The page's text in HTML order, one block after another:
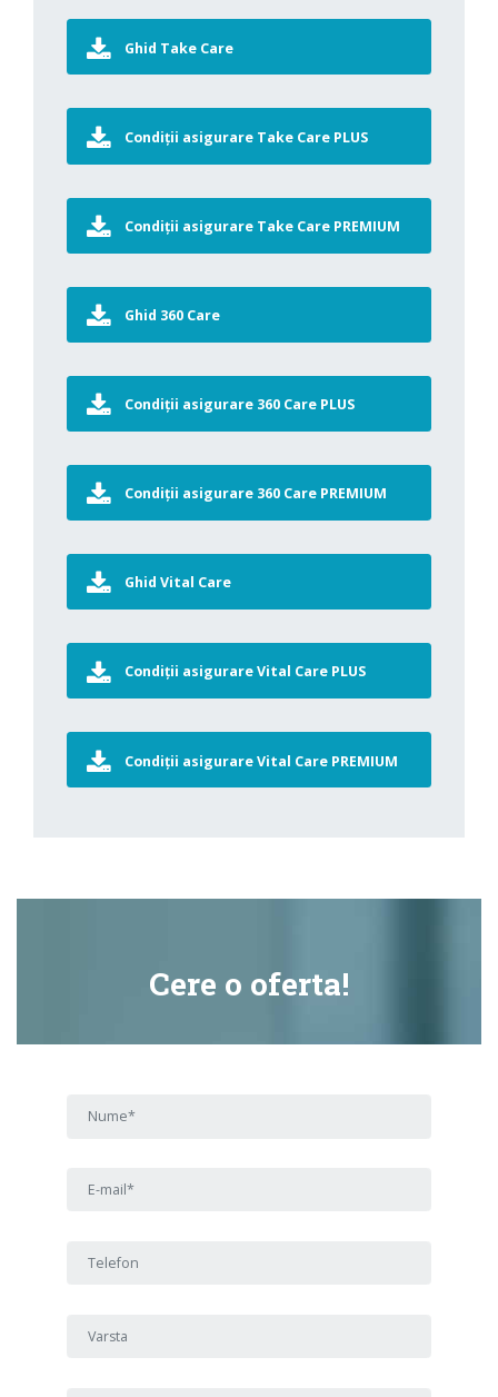
Ghid Take Care
Condiții asigurare Take Care PLUS
Condiții asigurare Take Care PREMIUM
Ghid 360 Care
Condiții asigurare 360 Care PLUS
Condiții asigurare 360 Care PREMIUM
Ghid Vital Care
Condiții asigurare Vital Care PLUS
Condiții asigurare Vital Care PREMIUM
Cere o oferta!